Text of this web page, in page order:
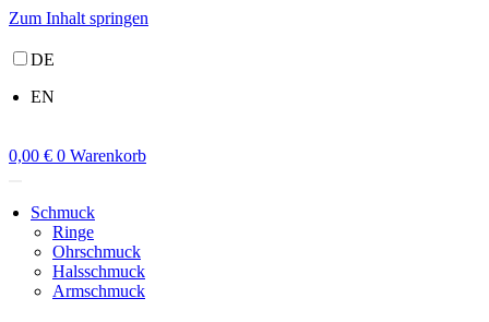
Zum Inhalt springen
DE
EN
0,00 € 0 Warenkorb
Schmuck
Ringe
Ohrschmuck
Halsschmuck
Armschmuck